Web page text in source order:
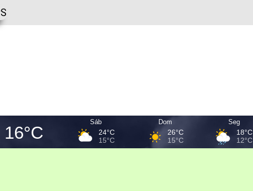
16°C
Sáb
24°C
15°C
Dom
26°C
15°C
Seg
18°C
12°C